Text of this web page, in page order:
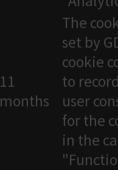
11
months
The
set by
cookie
to
user
for the
in the